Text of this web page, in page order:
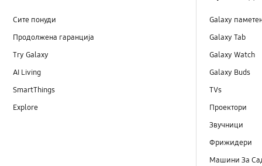
Сите понуди
Продолжена гаранција
Try Galaxy
AI Living
SmartThings
Explore
Galaxy
Galaxy Tab
Galaxy Watch
Galaxy Buds
TVs
Проектори
Звучници
Фрижидери
Машини Зa